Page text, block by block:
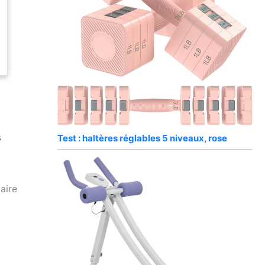
Test : haltères réglables 5 niveaux, rose